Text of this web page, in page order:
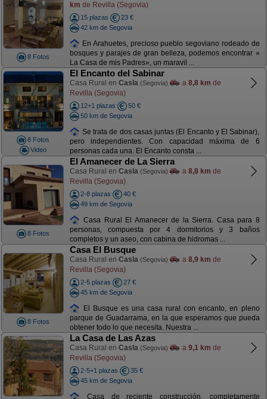
8 Fotos
km de Revilla (Segovia)
15 plazas
23 €
42 km de Segovia
En Arahuetes, precioso pueblo segoviano rodeado de
bosques y parajes de gran belleza, podemos encontrar »
La Casa de mis Padres», un maravil ...
8 Fotos
Video
El Encanto del Sabinar
Casa Rural en Casla (Segovia) a 8,8 km de
Revilla (Segovia)
12+1 plazas
50 €
50 km de Segovia
Se trata de dos casas juntas (El Encanto y El Sabinar),
pero independientes. Con capacidad máxima de 6
personas cada una. El Encanto consta ...
8 Fotos
El Amanecer de La Sierra
Casa Rural en Casla (Segovia) a 8,8 km de
Revilla (Segovia)
2-8 plazas
40 €
49 km de Segovia
Casa Rural El Amanecer de la Sierra. Casa para 8
personas, compuesta por 4 dormitorios y 3 baños
completos y un aseo, con cabina de hidromas ...
8 Fotos
Casa El Busque
Casa Rural en Casla (Segovia) a 8,9 km de
Revilla (Segovia)
2-5 plazas
27 €
45 km de Segovia
El Busque es una casa rural con encanto, en pleno
parque de Guadarrama, en la que esperamos que pueda
obtener todo lo que necesita. Nuestra ...
La Casa de Las Azas
Casa Rural en Casla (Segovia) a 9,1 km de
Revilla (Segovia)
2-5+1 plazas
35 €
45 km de Segovia
Casa de reciente construcción, completamente